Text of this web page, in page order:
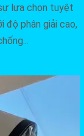
lựa chọn tuyệt
độ phân giải cao,